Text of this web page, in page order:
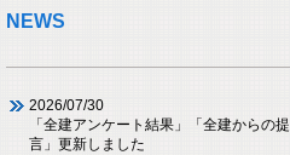
NEWS
2026/07/30
「全建アンケート結果」「全建からの提
言」更新しました